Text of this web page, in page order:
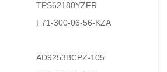
TPS62180YZFR
F71-300-06-56-KZA
AD9253BCPZ-105